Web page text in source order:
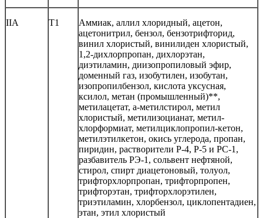
IIA Т1
Аммиак, аллил хлоридный, ацетон,
ацетонитрил, бензол, бензотрифторид,
винил хлористый, винилиден хлористый,
1,2-дихлорпропан, дихлорэтан,
диэтиламин, диизопропиловый эфир,
доменный газ, изобутилен, изобутан,
изопропилбензол, кислота уксусная,
ксилол, метан (промышленный)**,
метилацетат, a-метилстирол, метил
хлористый, метилизоцианат, метил-
хлорформиат, метилциклопропил-кетон,
метилэтилкетон, окись углерода, пропан,
пиридин, растворители Р-4, Р-5 и РС-1,
разбавитель РЭ-1, сольвент нефтяной,
стирол, спирт диацетоновый, толуол,
трифторхлорпропан, трифторпропен,
трифторэтан, трифторхлорэтилен,
триэтиламин, хлорбензол, циклопентадиен,
этан, этил хлористый